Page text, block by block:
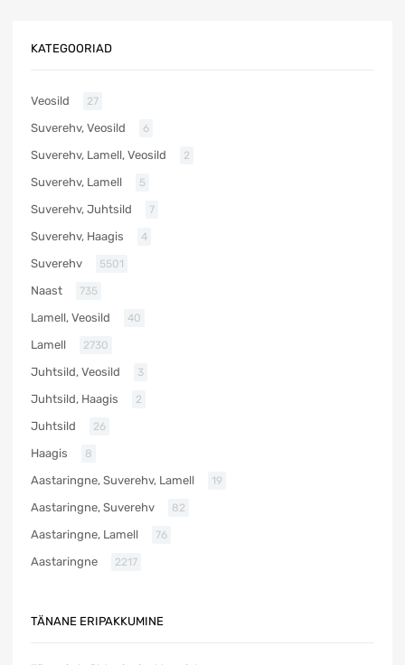
KATEGOORIAD
Veosild 27
Suverehv, Veosild 6
Suverehv, Lamell, Veosild 2
Suverehv, Lamell 5
Suverehv, Juhtsild 7
Suverehv, Haagis 4
Suverehv 5501
Naast 735
Lamell, Veosild 40
Lamell 2730
Juhtsild, Veosild 3
Juhtsild, Haagis 2
Juhtsild 26
Haagis 8
Aastaringne, Suverehv, Lamell 19
Aastaringne, Suverehv 82
Aastaringne, Lamell 76
Aastaringne 2217
TÄNANE ERIPAKKUMINE